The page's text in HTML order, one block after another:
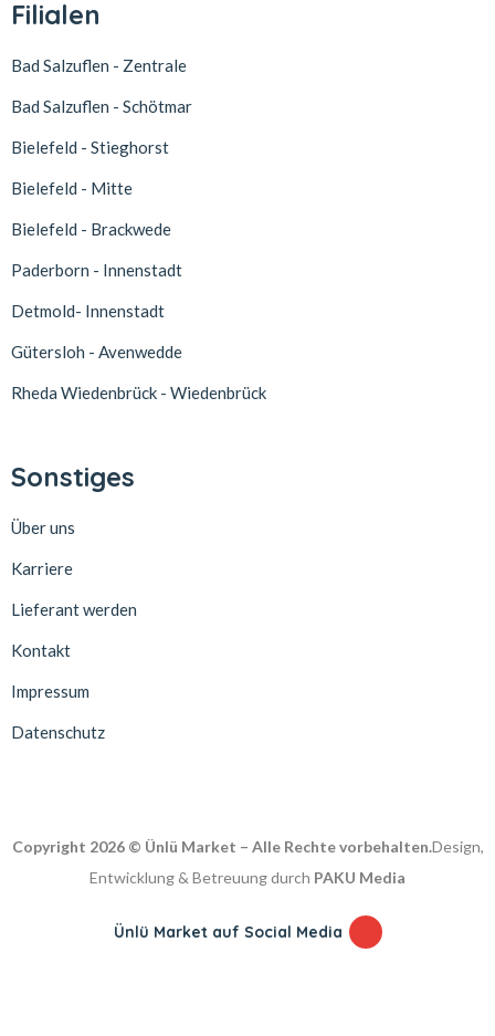
Filialen
Bad Salzuflen - Zentrale
Bad Salzuflen - Schötmar
Bielefeld - Stieghorst
Bielefeld - Mitte
Bielefeld - Brackwede
Paderborn - Innenstadt
Detmold- Innenstadt
Gütersloh - Avenwedde
Rheda Wiedenbrück - Wiedenbrück
Sonstiges
Über uns
Karriere
Lieferant werden
Kontakt
Impressum
Datenschutz
Copyright 2026 © Ünlü Market – Alle Rechte vorbehalten.Design,
Entwicklung & Betreuung durch PAKU Media
Ünlü Market auf Social Media